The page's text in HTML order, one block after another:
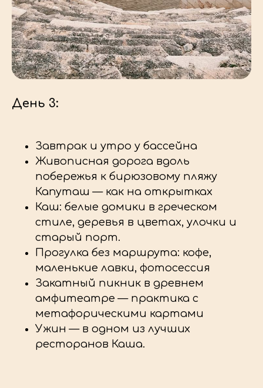
День 3:
Завтрак и утро у бассейна
Живописная дорога вдоль
побережья к бирюзовому пляжу
Капуташ — как на открытках
Каш: белые домики в греческом
стиле, деревья в цветах, улочки и
старый порт.
Прогулка без маршрута: кофе,
маленькие лавки, фотосессия
Закатный пикник в древнем
амфитеатре — практика с
метафорическими картами
Ужин — в одном из лучших
ресторанов Каша.